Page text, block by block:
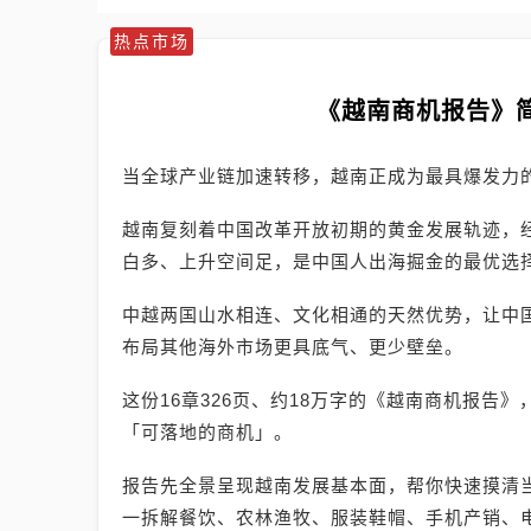
热点市场
《越南商机报告》
当全球产业链加速转移，越南正成为最具爆发力
越南复刻着中国改革开放初期的黄金发展轨迹，
白多、上升空间足，是中国人出海掘金的最优选
中越两国山水相连、文化相通的天然优势，让中
布局其他海外市场更具底气、更少壁垒。
这份16章326页、约18万字的《越南商机报告》
「可落地的商机」。
报告先全景呈现越南发展基本面，帮你快速摸清
一拆解餐饮、农林渔牧、服装鞋帽、手机产销、